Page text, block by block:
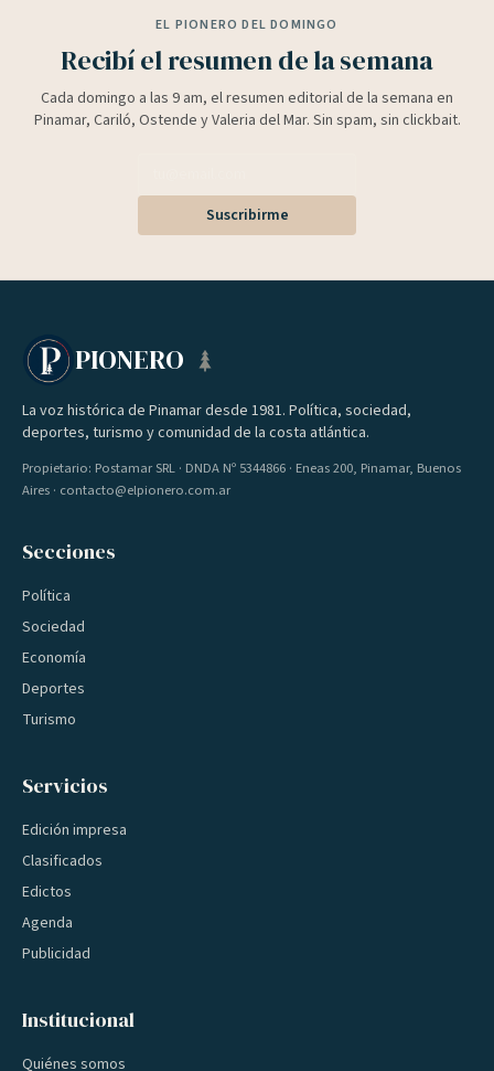
EL PIONERO DEL DOMINGO
Recibí el resumen de la semana
Cada domingo a las 9 am, el resumen editorial de la semana en
Pinamar, Cariló, Ostende y Valeria del Mar. Sin spam, sin clickbait.
Suscribirme
PIONERO
La voz histórica de Pinamar desde 1981. Política, sociedad,
deportes, turismo y comunidad de la costa atlántica.
Propietario: Postamar SRL · DNDA Nº 5344866 · Eneas 200, Pinamar, Buenos
Aires · contacto@elpionero.com.ar
Secciones
Política
Sociedad
Economía
Deportes
Turismo
Servicios
Edición impresa
Clasificados
Edictos
Agenda
Publicidad
Institucional
Quiénes somos